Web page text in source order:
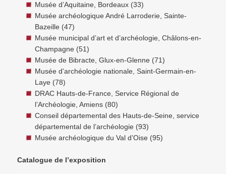
Musée d’Aquitaine, Bordeaux (33)
Musée archéologique André Larroderie, Sainte-
Bazeille (47)
Musée municipal d’art et d’archéologie, Châlons-en-
Champagne (51)
Musée de Bibracte, Glux-en-Glenne (71)
Musée d’archéologie nationale, Saint-Germain-en-
Laye (78)
DRAC Hauts-de-France, Service Régional de
l’Archéologie, Amiens (80)
Conseil départemental des Hauts-de-Seine, service
départemental de l’archéologie (93)
Musée archéologique du Val d’Oise (95)
Catalogue de l’exposition